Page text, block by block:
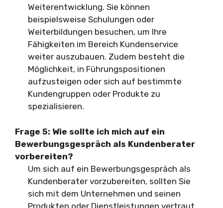
Weiterentwicklung. Sie können
beispielsweise Schulungen oder
Weiterbildungen besuchen, um Ihre
Fähigkeiten im Bereich Kundenservice
weiter auszubauen. Zudem besteht die
Möglichkeit, in Führungspositionen
aufzusteigen oder sich auf bestimmte
Kundengruppen oder Produkte zu
spezialisieren.
Frage 5: Wie sollte ich mich auf ein
Bewerbungsgespräch als Kundenberater
vorbereiten?
Um sich auf ein Bewerbungsgespräch als
Kundenberater vorzubereiten, sollten Sie
sich mit dem Unternehmen und seinen
Produkten oder Dienstleistungen vertraut